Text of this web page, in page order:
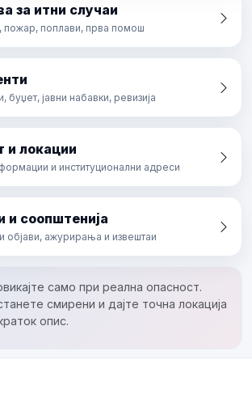
за итни случаи
пожар, поплави, прва помош
буџет, јавни набавки, ревизија
и локации
и институционални адреси
и соопштенија
објави, ажурирања и извештаи
само при реална опасност.
смирени и дајте точна локација
опис.